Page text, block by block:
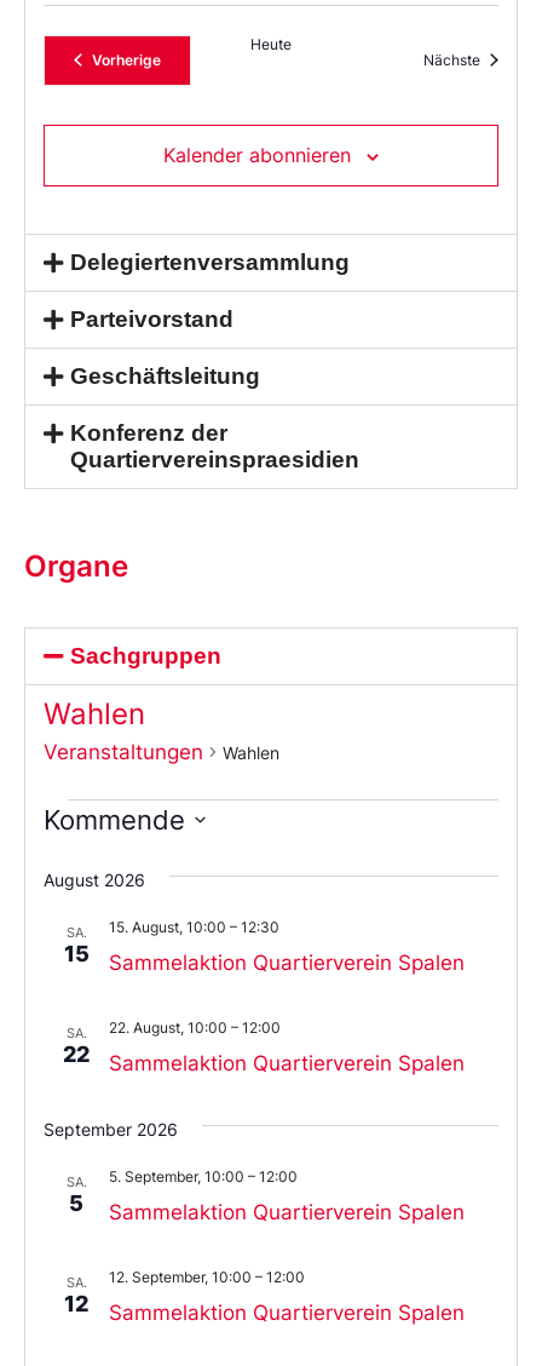
VorherigeVeranstaltungen
Heute
Nächste
Kalender abonnieren
Delegiertenversammlung
Parteivorstand
Geschäftsleitung
Konferenz der
Quartiervereinspraesidien
Organe
Sachgruppen
Wahlen
Veranstaltungen Wahlen
Kommende
Sie
das
aus.
August 2026
SA.
15 Sammelaktion Quartierverein Spalen
15. August, 10:00 – 12:30
SA.
22 Sammelaktion Quartierverein Spalen
22. August, 10:00 – 12:00
September 2026
SA.
5 Sammelaktion Quartierverein Spalen
5. September, 10:00 – 12:00
SA.
12 Sammelaktion Quartierverein Spalen
12. September, 10:00 – 12:00